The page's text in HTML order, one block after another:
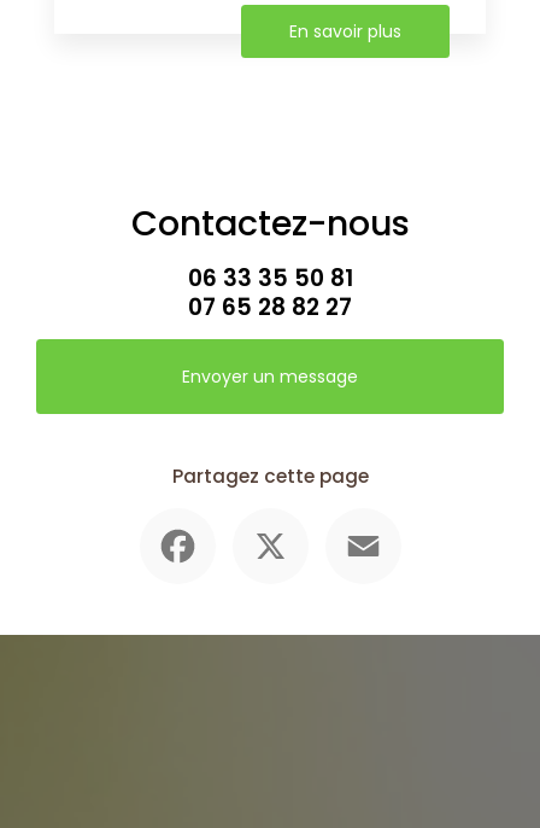
En savoir plus
Contactez-nous
06 33 35 50 81
07 65 28 82 27
Envoyer un message
Partagez cette page